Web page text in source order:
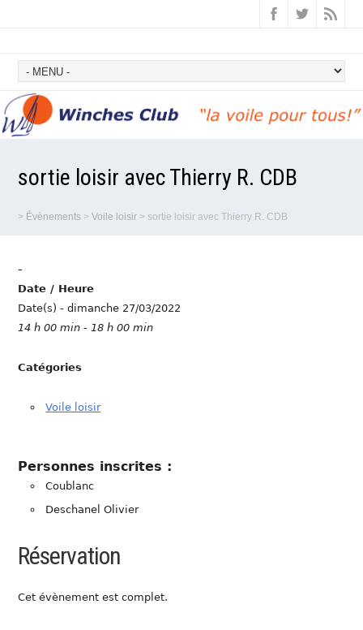
sortie loisir avec Thierry R. CDB
> Évènements >Voile loisir > sortie loisir avec Thierry R. CDB
-
Date / Heure
Date(s) - dimanche 27/03/2022
14 h 00 min - 18 h 00 min
Catégories
Voile loisir
Personnes inscrites :
Coublanc
Deschanel Olivier
Réservation
Cet évènement est complet.